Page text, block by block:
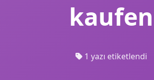
kaufen
1 yazı etiketlendi